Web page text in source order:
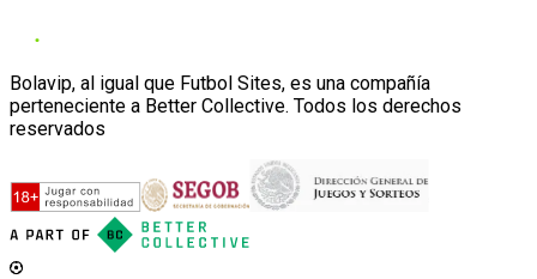
Bolavip, al igual que Futbol Sites, es una compañía
perteneciente a Better Collective. Todos los derechos
reservados